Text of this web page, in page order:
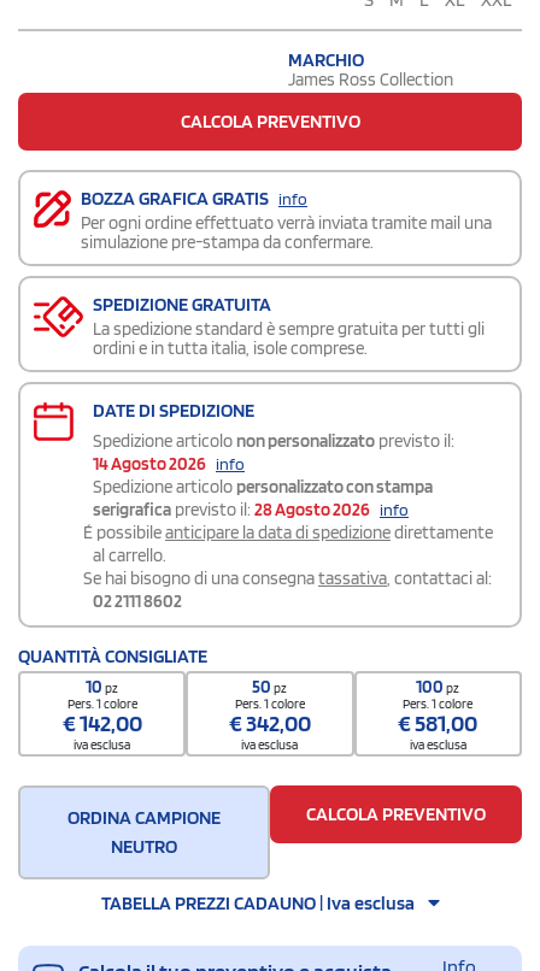
MARCHIO
James Ross Collection
CALCOLA PREVENTIVO
BOZZA GRAFICA GRATIS info
Per ogni ordine effettuato verrà inviata tramite mail una
simulazione pre-stampa da confermare.
SPEDIZIONE GRATUITA
La spedizione standard è sempre gratuita per tutti gli
ordini e in tutta italia, isole comprese.
DATE DI SPEDIZIONE
Spedizione articolo non personalizzato previsto il:
14 Agosto 2026 info
Spedizione articolo personalizzato con stampa
serigrafica previsto il: 28 Agosto 2026 info
É possibileanticipare la data di spedizionedirettamente
al carrello.
Se hai bisogno di una consegnatassativa, contattaci al:
02 2111 8602
QUANTITÀ CONSIGLIATE
10pz
Pers. 1 colore
€142,00
iva esclusa
50pz
Pers. 1 colore
€342,00
iva esclusa
100pz
Pers. 1 colore
€581,00
iva esclusa
ORDINA CAMPIONE
NEUTRO
CALCOLA PREVENTIVO
TABELLA PREZZI CADAUNO | Iva esclusa